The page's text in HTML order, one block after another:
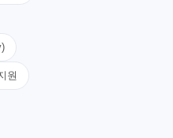
원